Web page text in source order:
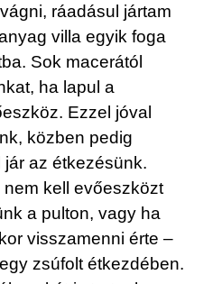
ráadásul jártam
villa egyik foga
Sok macerától
ha lapul a
Ezzel jóval
közben pedig
az étkezésünk.
kell evőeszközt
a pulton, vagy ha
visszamenni érte –
zsúfolt étkezdében.